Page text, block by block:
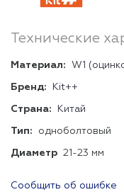
Технические
Материал: W1
Бренд: Kit++
Страна: Китай
Тип: одноболтовый
Диаметр 21-23 мм
Сообщить об ошибке